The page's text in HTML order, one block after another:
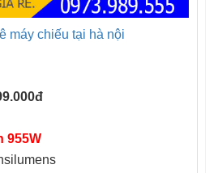
máy chiếu tại hà nội
955W